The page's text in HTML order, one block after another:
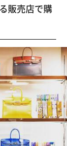
販売店で購